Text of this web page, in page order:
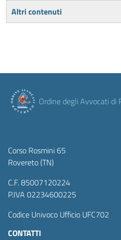
Altri contenuti
Ordine degli Avvocati di
Corso Rosmini 65
Rovereto (TN)
C.F. 85007120224
P.IVA 02234600225
Codice Univoco Ufficio UFC702
CONTATTI